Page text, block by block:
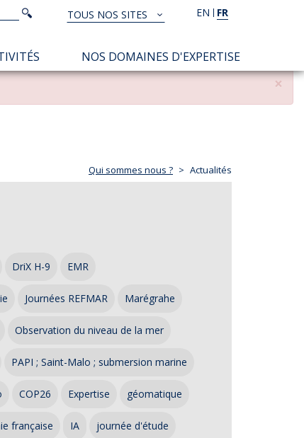
EN FR
TOUS
NOS
SITES
TOUS NOS SITES
Rechercher
Rechercher
NOS DOMAINES D'EXPERTISE
×
Qui sommes nous ? Actualités
DriX H-9 EMR
Journées REFMAR Marégrahe
Observation du niveau de la mer
PAPI ; Saint-Malo ; submersion marine
COP26 Expertise géomatique
française IA journée d'étude